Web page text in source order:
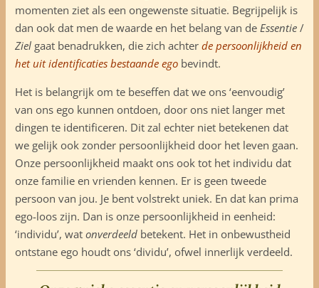
momenten ziet als een ongewenste situatie. Begrijpelijk is
dan ook dat men de waarde en het belang van de Essentie/
Zielgaat benadrukken, die zich achter de persoonlijkheid en
het uit identificaties bestaande egobevindt.
Het is belangrijk om te beseffen dat we ons ‘eenvoudig’
van ons ego kunnen ontdoen, door ons niet langer met
dingen te identificeren. Dit zal echter niet betekenen dat
we gelijk ook zonder persoonlijkheid door het leven gaan.
Onze persoonlijkheid maakt ons ook tot het individu dat
onze familie en vrienden kennen. Er is geen tweede
persoon van jou. Je bent volstrekt uniek. En dat kan prima
ego-loos zijn. Dan is onze persoonlijkheid in eenheid:
‘individu’, wat onverdeeldbetekent. Het in onbewustheid
ontstane ego houdt ons ‘dividu’, ofwel innerlijk verdeeld.